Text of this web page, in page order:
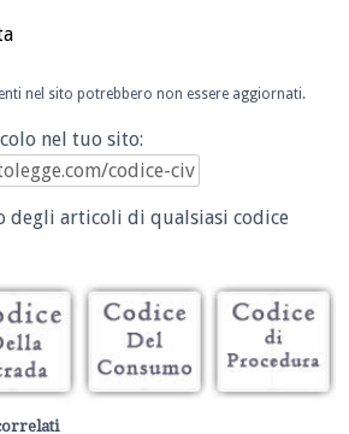
nel sito potrebbero non essere aggiornati.
nel tuo sito:
degli articoli di qualsiasi codice